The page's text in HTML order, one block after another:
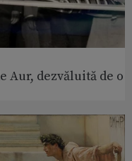
Aur, dezvăluită de o